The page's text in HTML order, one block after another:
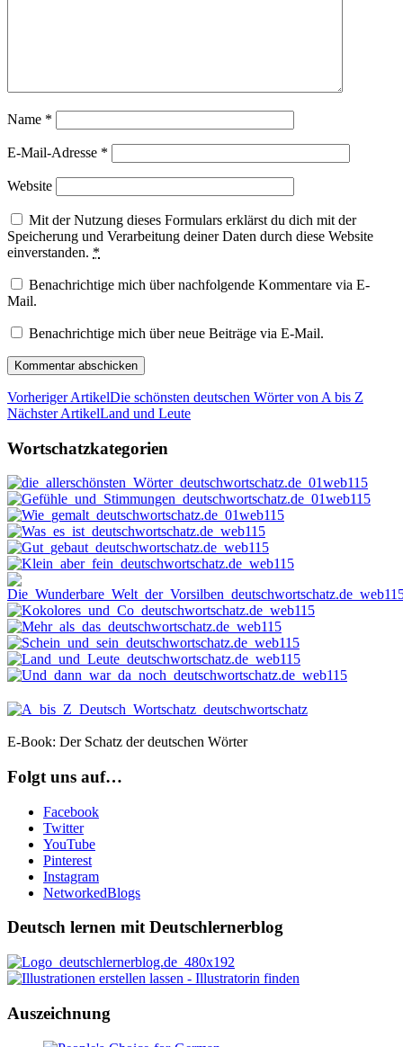
Name *
E-Mail-Adresse *
Website
Mit der Nutzung dieses Formulars erklärst du dich mit der
Speicherung und Verarbeitung deiner Daten durch diese Website
einverstanden. *
Benachrichtige mich über nachfolgende Kommentare via E-
Mail.
Benachrichtige mich über neue Beiträge via E-Mail.
Vorheriger ArtikelDie schönsten deutschen Wörter von A bis Z
Nächster ArtikelLand und Leute
Wortschatzkategorien
E-Book: Der Schatz der deutschen Wörter
Folgt uns auf…
Facebook
Twitter
YouTube
Pinterest
Instagram
NetworkedBlogs
Deutsch lernen mit Deutschlernerblog
Auszeichnung